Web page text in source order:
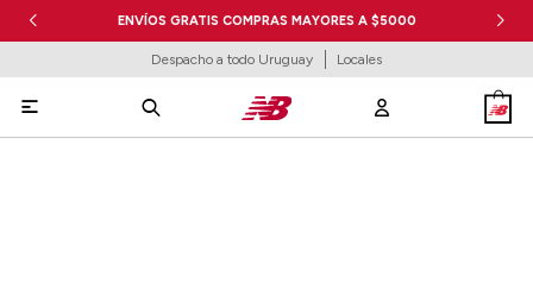
ENVÍOS GRATIS COMPRAS MAYORES A $5000
Despacho a todo Uruguay Locales
